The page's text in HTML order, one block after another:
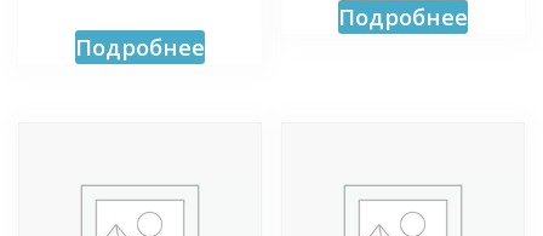
Подробнее
Подробнее